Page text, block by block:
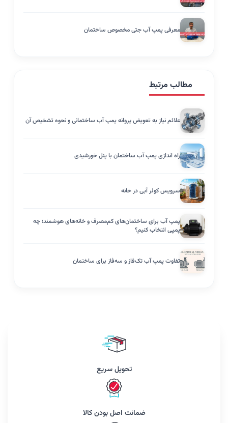
معرفی پمپ آب جتی مخصوص ساختمان
مطالب مرتبط
علائم نیاز به تعویض پروانه پمپ آب ساختمانی و نحوه تشخیص آن
راه اندازی پمپ آب ساختمان با پنل خورشیدی
سرویس کولر آبی در خانه
پمپ آب برای ساختمان‌های کم‌مصرف و خانه‌های هوشمند؛ چه
پمپی انتخاب کنیم؟
تفاوت پمپ آب تک‌فاز و سه‌فاز برای ساختمان
تحویل سریع
ضمانت اصل بودن کالا